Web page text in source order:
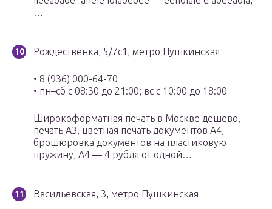
…
Рождественка, 5/7с1, метро Пушкинская
• 8 (936) 000-64-70
• пн–сб с 08:30 до 21:00; вс с 10:00 до 18:00
Широкоформатная печать в Москве дешево,
печать А3, цветная печать документов А4,
брошюровка документов на пластиковую
пружину, А4 — 4 рубля от одной…
Васильевская, 3, метро Пушкинская